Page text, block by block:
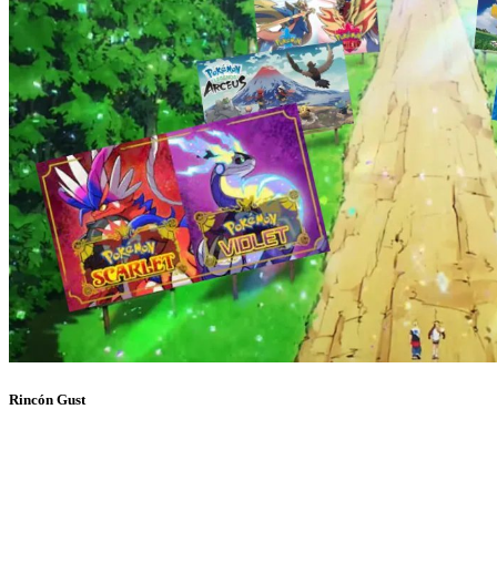
Rincón Gust